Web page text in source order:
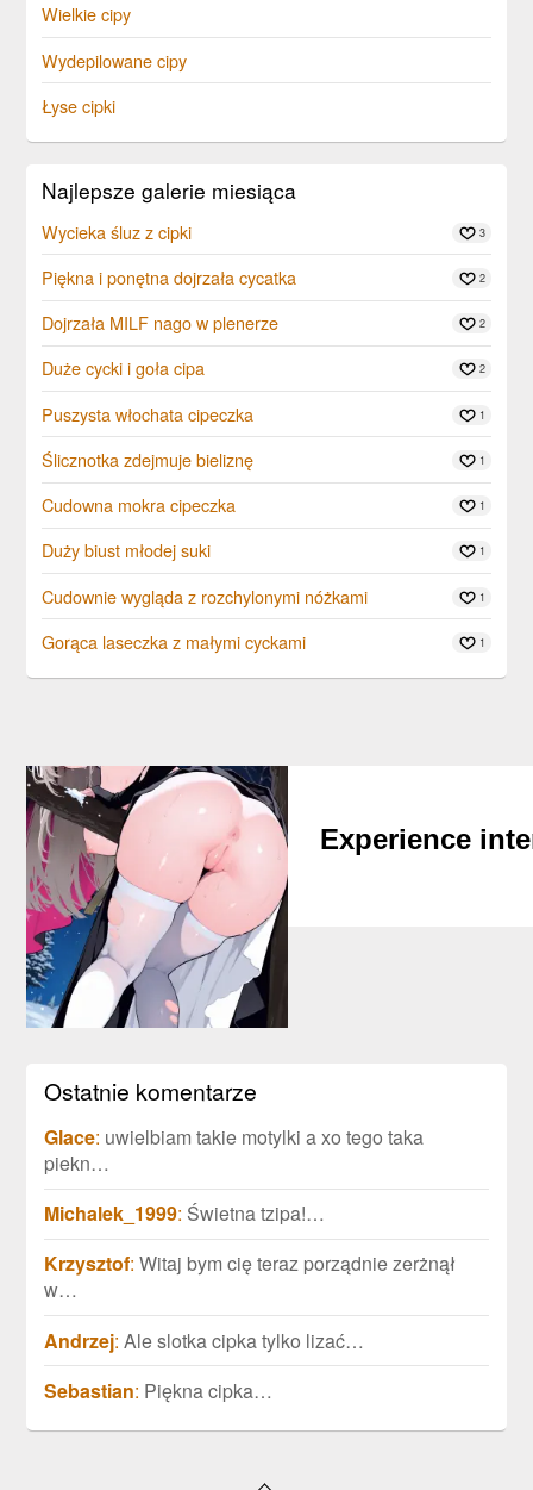
Wielkie cipy
Wydepilowane cipy
Łyse cipki
Najlepsze galerie miesiąca
Wycieka śluz z cipki 3
Piękna i ponętna dojrzała cycatka 2
Dojrzała MILF nago w plenerze 2
Duże cycki i goła cipa 2
Puszysta włochata cipeczka 1
Ślicznotka zdejmuje bieliznę 1
Cudowna mokra cipeczka 1
Duży biust młodej suki 1
Cudownie wygląda z rozchylonymi nóżkami 1
Gorąca laseczka z małymi cyckami 1
Experience
Ostatnie komentarze
Glace: uwielbiam takie motylki a xo tego taka
piekn…
Michalek_1999: Świetna tzipa!…
Krzysztof: Witaj bym cię teraz porządnie zerżnął
w…
Andrzej: Ale slotka cipka tylko lizać…
Sebastian: Piękna cipka…